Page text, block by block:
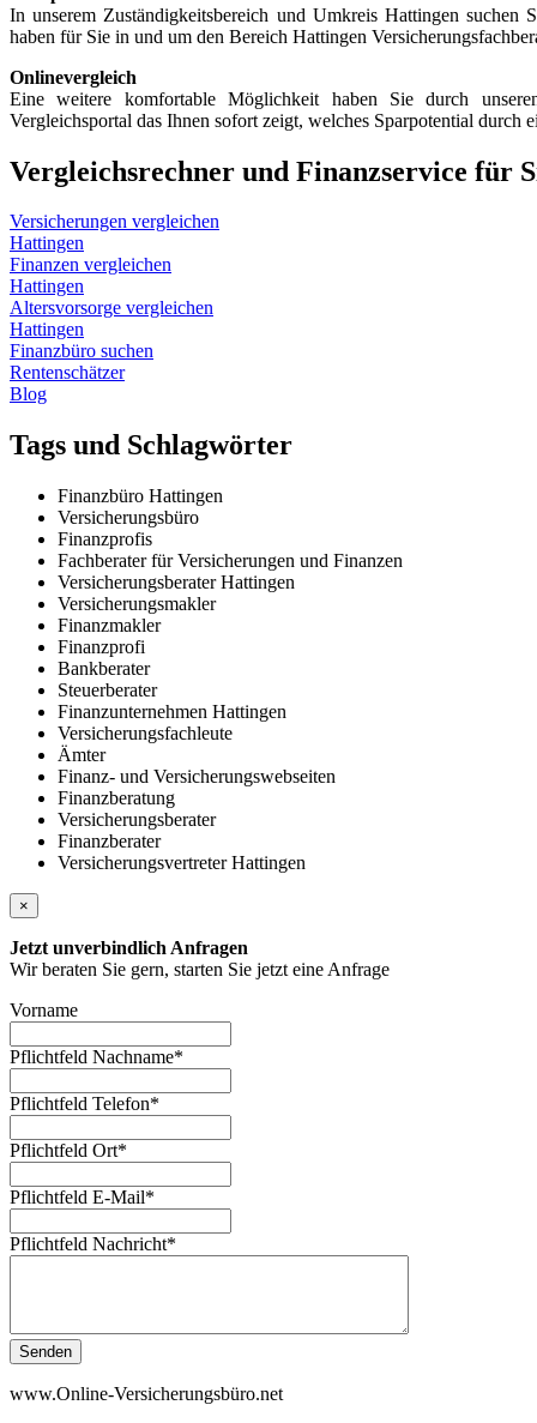
In unserem Zuständigkeitsbereich und Umkreis Hattingen suchen
haben für Sie in und um den Bereich Hattingen
Onlinevergleich
Eine weitere komfortable Möglichkeit haben Sie durch
Vergleichsportal das Ihnen sofort zeigt, welches Sparpotential
Vergleichsrechner und Finanzservice für
Versicherungen vergleichen
Hattingen
Finanzen vergleichen
Hattingen
Altersvorsorge vergleichen
Hattingen
Finanzbüro suchen
Rentenschätzer
Blog
Tags und Schlagwörter
Finanzbüro Hattingen
Versicherungsbüro
Finanzprofis
Fachberater für Versicherungen und Finanzen
Versicherungsberater Hattingen
Versicherungsmakler
Finanzmakler
Finanzprofi
Bankberater
Steuerberater
Finanzunternehmen Hattingen
Versicherungsfachleute
Ämter
Finanz- und Versicherungswebseiten
Finanzberatung
Versicherungsberater
Finanzberater
Versicherungsvertreter Hattingen
×
Jetzt unverbindlich Anfragen
Wir beraten Sie gern, starten Sie jetzt eine Anfrage
Vorname
Pflichtfeld Nachname*
Pflichtfeld Telefon*
Pflichtfeld Ort*
Pflichtfeld E-Mail*
Pflichtfeld Nachricht*
Senden
www.Online-Versicherungsbüro.net